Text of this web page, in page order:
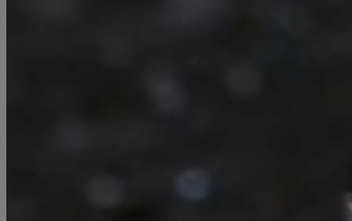
Hierfür stehen uns 16 CNC-Fräsen mit
hin zu 6000 x 2500 x 2500 mm zur Verfügung,